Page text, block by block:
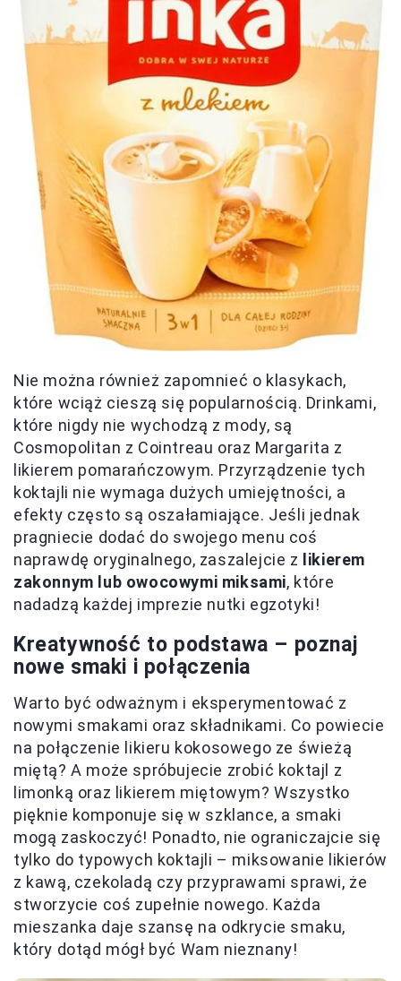
Nie można również zapomnieć o klasykach,
które wciąż cieszą się popularnością. Drinkami,
które nigdy nie wychodzą z mody, są
Cosmopolitan z Cointreau oraz Margarita z
likierem pomarańczowym. Przyrządzenie tych
koktajli nie wymaga dużych umiejętności, a
efekty często są oszałamiające. Jeśli jednak
pragniecie dodać do swojego menu coś
naprawdę oryginalnego, zaszalejcie z
likierem
zakonnym lub owocowymi miksami, które
nadadzą każdej imprezie nutki egzotyki!
Kreatywność to podstawa – poznaj
nowe smaki i połączenia
Warto być odważnym i eksperymentować z
nowymi smakami oraz składnikami. Co powiecie
na połączenie likieru kokosowego ze świeżą
miętą? A może spróbujecie zrobić koktajl z
limonką oraz likierem miętowym? Wszystko
pięknie komponuje się w szklance, a smaki
mogą zaskoczyć! Ponadto, nie ograniczajcie się
tylko do typowych koktajli – miksowanie likierów
z kawą, czekoladą czy przyprawami sprawi, że
stworzycie coś zupełnie nowego. Każda
mieszanka daje szansę na odkrycie smaku,
który dotąd mógł być Wam nieznany!